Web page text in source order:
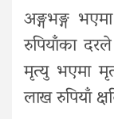
अङ्गभङ्ग
रुपियाँका
मृत्यु भएमा
लाख रुपियाँ